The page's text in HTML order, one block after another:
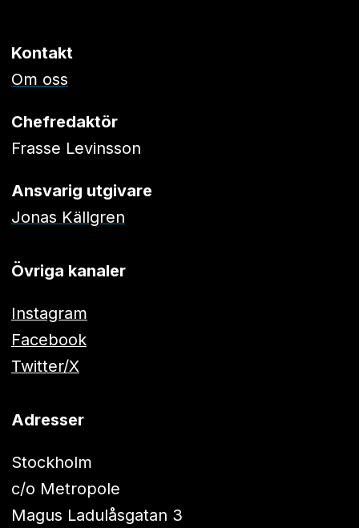
Kontakt
Om oss
Chefredaktör
Frasse Levinsson
Ansvarig utgivare
Jonas Källgren
Övriga kanaler
Instagram
Facebook
Twitter/X
Adresser
Stockholm
c/o Metropole
Magus Ladulåsgatan 3